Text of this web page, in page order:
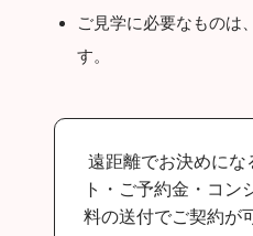
ご見学に必要なものは
す。
遠距離でお決めにな
ト・ご予約金・コン
料の送付でご契約が